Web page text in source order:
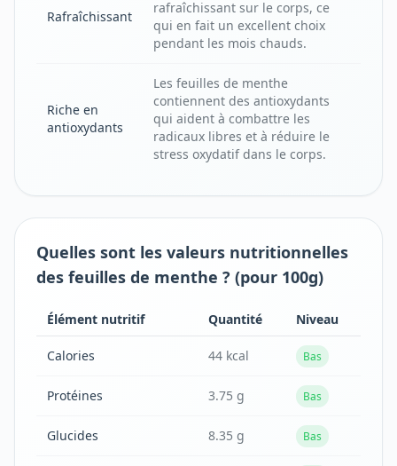
Rafraîchissant
rafraîchissant sur le corps, ce
qui en fait un excellent choix
pendant les mois chauds.
Riche en
antioxydants
Les feuilles de menthe
contiennent des antioxydants
qui aident à combattre les
radicaux libres et à réduire le
stress oxydatif dans le corps.
Quelles sont les valeurs nutritionnelles
des feuilles de menthe ? (pour 100g)
Élément nutritif Quantité Niveau
Calories 44 kcal Bas
Protéines 3.75 g Bas
Glucides 8.35 g Bas